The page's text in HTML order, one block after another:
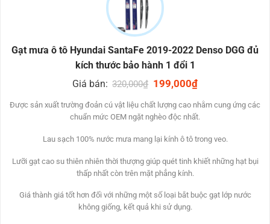
Gạt mưa ô tô Hyundai SantaFe 2019-2022 Denso DGG đủ
kích thước bảo hành 1 đổi 1
Giá bán: 320,000₫ Original
was:
320,000₫.
199,000₫Current
is:
199,000₫.
Được sản xuất trường đoản cú ​​vật liệu chất lượng cao nhằm cung ứng các
chuẩn mức OEM ngặt nghèo độc nhất.
Lau sạch 100% nước mưa mang lại kính ô tô trong veo.
Lưỡi gạt cao su thiên nhiên thời thượng giúp quét tinh khiết những hạt bụi
thấp nhất còn trên mặt phẳng kính.
Giá thành giá tốt hơn đối với những một số loại bắt buộc gạt lớp nước
không giống, kết quả khi sử dụng.